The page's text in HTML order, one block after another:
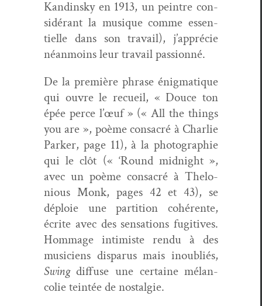
Kandin­sky en 1913, un pein­tre con­
sid­érant la musique comme essen­
tielle dans son tra­vail), j’apprécie
néan­moins leur tra­vail passionné.
De la pre­mière phrase énig­ma­tique
qui ouvre le recueil, « Douce ton
épée perce l’œuf » (« All the things
you are », poème con­sacré à Char­lie
Park­er, page 11), à la pho­togra­phie
qui le clôt (« ‘Round mid­night »,
avec un poème con­sacré à Thelo­
nious Monk, pages 42 et 43), se
déploie une par­ti­tion cohérente,
écrite avec des sen­sa­tions fugi­tives.
Hom­mage intimiste ren­du à des
musi­ciens dis­parus mais inou­bliés,
Swingdif­fuse une cer­taine mélan­
col­ie tein­tée de nostalgie.